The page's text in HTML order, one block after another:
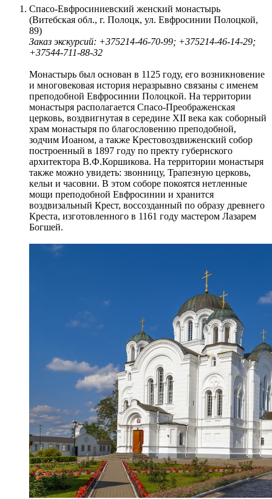
Спасо-Евфросиниевский женский монастырь
(Витебская обл., г. Полоцк, ул. Евфросинии Полоцкой,
89)
Заказ экскурсий: +375214-46-70-99; +375214-46-14-29;
+37544-711-88-32
Монастырь был основан в 1125 году, его возникновение
и многовековая история неразрывно связаны с именем
преподобной Евфросинии Полоцкой. На территории
монастыря располагается Спасо-Преображенская
церковь, воздвигнутая в середине XII века как соборный
храм монастыря по благословению преподобной,
зодчим Иоаном, а также Крестовоздвиженский собор
построенный в 1897 году по пректу губернского
архитектора В.Ф.Коршикова. На территории монастыря
также можно увидеть: звонницу, Трапезную церковь,
кельи и часовни. В этом соборе покоятся нетленные
мощи преподобной Евфросинии и хранится
воздвизальный Крест, воссозданный по образу древнего
Креста, изготовленного в 1161 году мастером Лазарем
Богшей.